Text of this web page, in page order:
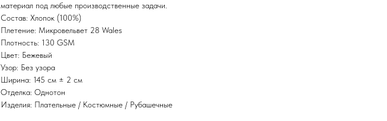
материал под любые производственные задачи.
Состав: Хлопок (100%)
Плетение: Микровельвет 28 Wales
Плотность: 130 GSM
Цвет: Бежевый
Узор: Без узора
Ширина: 145 см ± 2 см
Отделка: Однотон
Изделия: Плательные / Костюмные / Рубашечные